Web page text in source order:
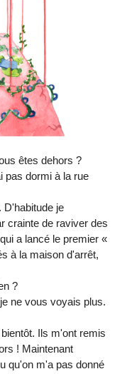
êtes dehors ?
pas dormi à la rue
D'habitude je
crainte de raviver des
a lancé le premier «
à la maison d'arrêt,
?
ne vous voyais plus.
Ils m'ont remis
! Maintenant
qu'on m'a pas donné